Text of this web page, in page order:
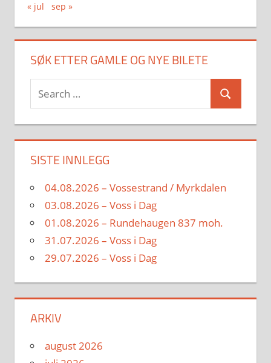
« jul
sep »
SØK ETTER GAMLE OG NYE BILETE
Search
for:
Search
SISTE INNLEGG
04.08.2026 – Vossestrand / Myrkdalen
03.08.2026 – Voss i Dag
01.08.2026 – Rundehaugen 837 moh.
31.07.2026 – Voss i Dag
29.07.2026 – Voss i Dag
ARKIV
august 2026